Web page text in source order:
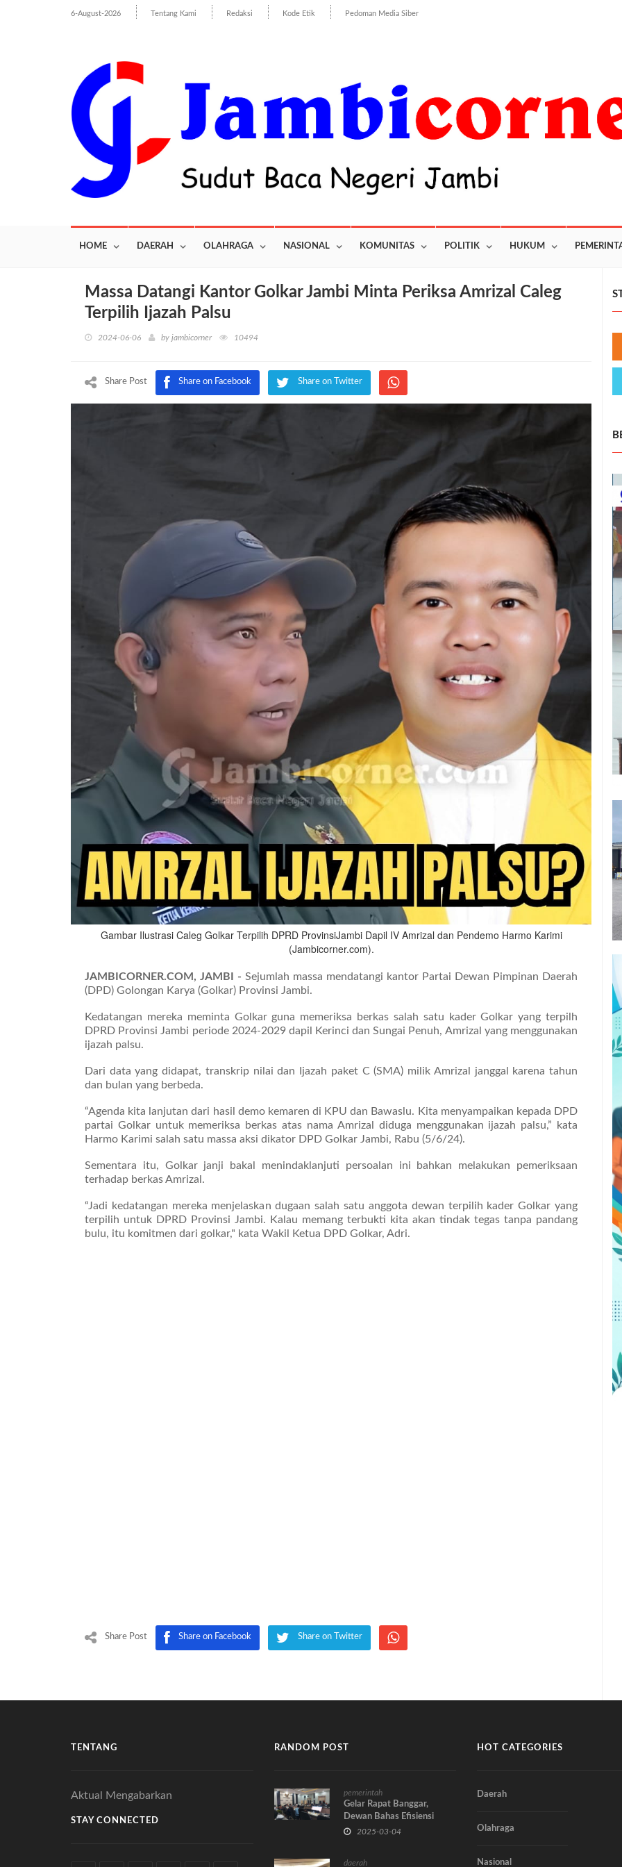
6-August-2026 Tentang Kami Redaksi Kode Etik Pedoman Media Siber
HOME DAERAH OLAHRAGA NASIONAL KOMUNITAS POLITIK HUKUM
Massa Datangi Kantor Golkar Jambi Minta Periksa Amrizal Caleg
Terpilih Ijazah Palsu
2024-06-06 by jambicorner 10494
Share Post Share on Facebook Share on Twitter
Gambar Ilustrasi Caleg Golkar Terpilih DPRD ProvinsiJambi Dapil IV Amrizal dan Pendemo Harmo Karimi
(Jambicorner.com).
JAMBICORNER.COM, JAMBI - Sejumlah massa mendatangi kantor Partai Dewan Pimpinan Daerah
(DPD) Golongan Karya (Golkar) Provinsi Jambi.
Kedatangan mereka meminta Golkar guna memeriksa berkas salah satu kader Golkar yang terpilh
DPRD Provinsi Jambi periode 2024-2029 dapil Kerinci dan Sungai Penuh, Amrizal yang menggunakan
ijazah palsu.
Dari data yang didapat, transkrip nilai dan Ijazah paket C (SMA) milik Amrizal janggal karena tahun
dan bulan yang berbeda.
“Agenda kita lanjutan dari hasil demo kemaren di KPU dan Bawaslu. Kita menyampaikan kepada DPD
partai Golkar untuk memeriksa berkas atas nama Amrizal diduga menggunakan ijazah palsu,” kata
Harmo Karimi salah satu massa aksi dikator DPD Golkar Jambi, Rabu (5/6/24).
Sementara itu, Golkar janji bakal menindaklanjuti persoalan ini bahkan melakukan pemeriksaan
terhadap berkas Amrizal.
“Jadi kedatangan mereka menjelaskan dugaan salah satu anggota dewan terpilih kader Golkar yang
terpilih untuk DPRD Provinsi Jambi. Kalau memang terbukti kita akan tindak tegas tanpa pandang
bulu, itu komitmen dari golkar," kata Wakil Ketua DPD Golkar, Adri.
Share Post Share on Facebook Share on Twitter
TENTANG
Aktual Mengabarkan
STAY CONNECTED
RANDOM POST
pemerintah
Gelar Rapat Banggar,
Dewan Bahas Efisiensi
APBD 2025, Ini Ulasanya
2025-03-04
daerah
HOT CATEGORIES
Daerah
Olahraga
Nasional